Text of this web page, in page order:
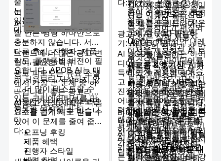
는 캠페인에 바로 쓸 수
있는 광고 변형을 만드는
데 도움을 줍니다.
이 차이는 중요합니다.
퍼포먼스 마케팅에서는
잘 만든 영상 하나만으로
충분하지 않습니다. 서로
다른 후킹, 진행자, 제품
각도, 플랫폼별 버전이 필
요합니다. APOB AI는 매
번 처음부터 시작하지 않
고 더 많이 테스트할 수
있는 크리에이티브를 만
들도록 도와줍니다.
브랜드에 더 많은 광고 변
형이 필요한 이유
광고 피로도는 유료 소셜
에서 가장 큰 문제 중 하
나입니다. 좋은 광고라도
사용자가 너무 많이 보면
성과가 떨어질 수 있습니
다.
AI 광고 영상 제작은 다음
요소를 쉽게 새로 만들 수
있어 이 문제를 줄여 줍니
다:오프닝 후킹
제품 혜택
진행자 스타일
그 자체로 새로운 것이
라는 이유만으로 사람
들의 관심을 끕니다.
용자 생성 콘텐츠 솔루
션은 관객이 원하는,
즉 즉흥적이고 편집되
지 않은 실제 사용자
콘텐츠의 성격과 잘 맞
출 수 있습니다.
새로움 & 호기심: AI가
만든 콘텐츠의 핵심은
바로 우리는 어떻게 만
들었을까라는 강한 호
기심 유발 요소입니다.
사람들은 이 기술을 직
접 보고 싶어 하고, 이
는 시청과 공유를 늘리
는 데 이어집니다.
트렌드 활용 & 빠른 대
응: 소셜 미디어 트렌
다:TikTok: 짧은 영상의
왕인 이 플랫폼은 여전
히 빠른 트렌드와 사운
드에 좌우됩니다. AI
UGC는 매력적인 내레
이션을 제공하는 AI 보
이스오버, 아이디어를
빠르게 구현하는 텍스
트-투-비디오 기능, 시
각적으로 놀라운 효과
를 만들어내는 AI 필터
로 이곳에서 강점을 발
휘합니다. 유행하는
TikTok의 대부분은 이
미 AI를 포함하고 있으
며, 합성 내레이션이
이야기를 읽어주거나
광고에 AI UGC 활용하
기: AI UGC 광고
AI UGC를 활용하는 아이
디어는 광고에도 매우 설
득력 있게 적용됩니다. 광
고 속 전통적인 UGC는
진정성과 신뢰성을 만들
어내기 때문에 극도로 강
력하며, 때로는 화려한 브
랜드 제작 콘텐츠를 압도
하기도 합니다.
AI UGC가 광고를 향상시
키는 방식: AI UGC 광고
는 이러한 장점을 더욱 강
빠른 A/B 테스트: AI는
여러 버전의 광고 소재
를 빠르게 생성하고,
마케터가 메시지, 이미
지, 행동 유도 문구를
기록적인 속도로 A/B
테스트할 수 있게 합니
다. 결과는 매우 최적
화된 캠페인입니다.
바이럴 AI UGC를 만드는
방법에 대한 팁
AI UGC를 통해 바이럴될
가능성을 높이려면 다음
팁을 적용하세요: